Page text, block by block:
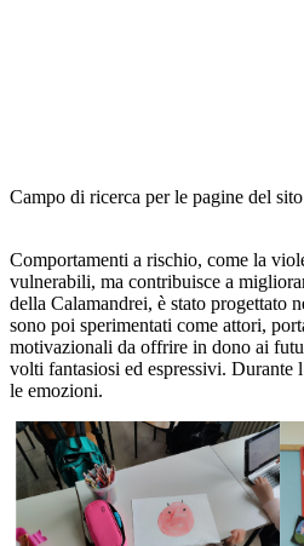
Campo di ricerca per le pagine del sito
Comportamenti a rischio, come la
vulnerabili, ma contribuisce a
della Calamandrei, è stato progettato
sono poi sperimentati come attori,
motivazionali da offrire in dono ai
volti fantasiosi ed espressivi. Durante
le emozioni.